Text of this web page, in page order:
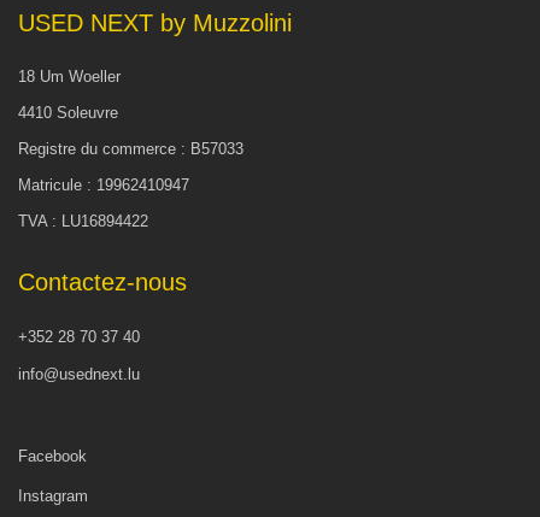
USED NEXT by Muzzolini
18 Um Woeller
4410 Soleuvre
Registre du commerce : B57033
Matricule : 19962410947
TVA : LU16894422
Contactez-nous
+352 28 70 37 40
info@usednext.lu
Facebook
Instagram